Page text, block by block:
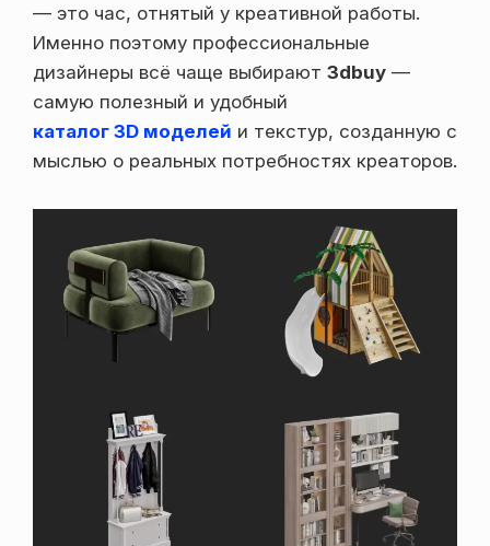
— это час, отнятый у креативной работы.
Именно поэтому профессиональные
дизайнеры всё чаще выбирают 3dbuy —
самую полезный и удобный
каталог 3D моделей и текстур, созданную с
мыслью о реальных потребностях креаторов.